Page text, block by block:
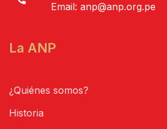
Email: anp@anp.org.pe
La ANP
¿Quiénes somos?
Historia